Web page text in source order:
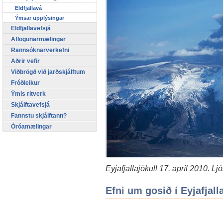
Eyjafjallajökull 17. apríl 2010.
Efni um gosið í
Eldfjallavá
Ýmsar upplýsingar
Eldfjallavefsjá
Aflögunarmælingar
Rannsóknarverkefni
Aðrir vefir
Viðbrögð við jarðskjálftum
Fróðleikur
Ýmis ritverk
Skjálftavefsjá
Fannstu skjálftann?
Óróamælingar